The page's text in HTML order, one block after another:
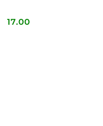
Cena:
17.00